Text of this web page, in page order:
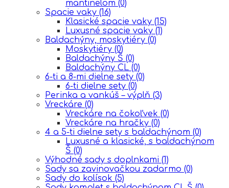
mantinelom (0)
Spacie vaky (16)
Klasické spacie vaky (15)
Luxusné spacie vaky (1)
Baldachýny, moskytiéry (0)
Moskytiéry (0)
Baldachýny Š (0)
Baldachýny CL (0)
6-ti a 8-mi dielne sety (0)
6-ti dielne sety (0)
Perinka a vankúš – výplň (3)
Vreckáre (0)
Vreckáre na čokoľvek (0)
Vreckáre na hračky (0)
4 a 5-ti dielne sety s baldachýnom (0)
Luxusné a klasické, s baldachýnom
Š (0)
Výhodné sady s doplnkami (1)
Sady sa zavinovačkou zadarmo (0)
Sady do kolísok (5)